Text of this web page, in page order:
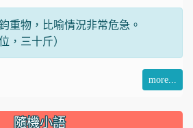
重物，比喻情況非常危急。
，三十斤）
more...
隨機小語